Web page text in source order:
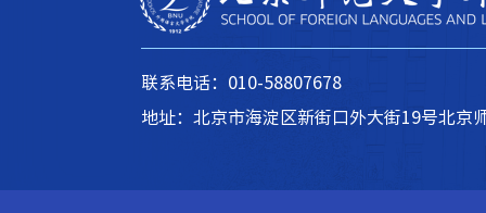
联系电话：010-58807678
地址：北京市海淀区新街口外大街19号北京